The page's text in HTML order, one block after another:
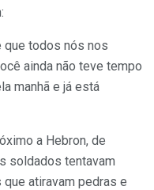
que todos nós nos
ainda não teve tempo
manhã e já está
a Hebron, de
soldados tentavam
atiravam pedras e